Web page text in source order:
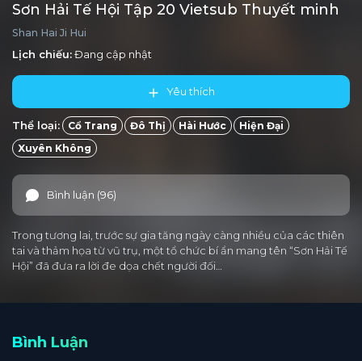
Sơn Hải Tế Hội Tập 20 Vietsub Thuyết minh
Shan Hai Ji Hui
Lịch chiếu:Đang cập nhật
Yêu thích
Thể loại: Cổ Trang Đô Thị Hài Hước
Hiện Đại
Xuyên Không
Bình luận (96)
Trong tương lai, trước sự gia tăng ngày càng nhiều của các thiên
tai và thảm họa từ vũ trụ, một tổ chức bí ẩn mang tên “Sơn Hải Tế
Hội” đã đưa ra lời đe dọa chết người đối…
Bình Luận